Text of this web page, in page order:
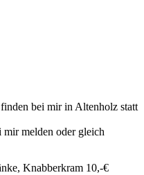
bei mir in Altenholz statt
mir melden oder gleich
Knabberkram 10,-€